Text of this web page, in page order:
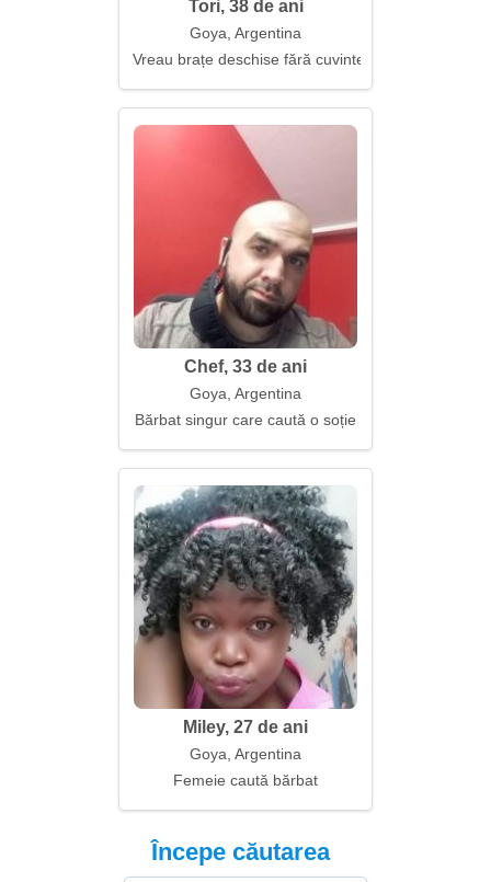
Tori, 38 de ani
Goya, Argentina
Vreau brațe deschise fără cuvinte
Chef, 33 de ani
Goya, Argentina
Bărbat singur care caută o soție
Miley, 27 de ani
Goya, Argentina
Femeie caută bărbat
Începe căutarea